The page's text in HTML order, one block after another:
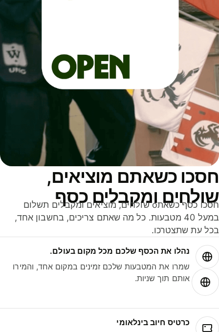
כשאתם מוציאים,
ומקבלים כסף
חסכו כסף כשאתo שולחים, מוציאים ומקבלים תשלום
במעל 40 מטבעות. כל מה שאתם צריכים, בחשבון אחד,
עת שתצטרכו.
נהלו את הכסף שלכם מכל מקום בעולם.
שמרו את המטבעות שלכם זמינים במקום אחד, והמירו
אותם תוך שניות.
כרטיס חיוב בינלאומי